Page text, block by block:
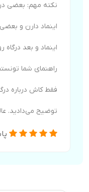
نکته مهم: بعضی
اینماد دارن و
اینماد و بعد
راهنمای شما
فقط کاش درباره
توضیح می‌دادید.